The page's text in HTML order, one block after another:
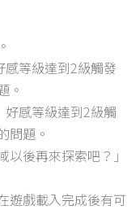
等級達到2級觸發
。
感等級達到2級觸
問題。
後再來探索吧？」
遊戲載入完成後有可